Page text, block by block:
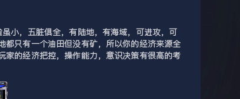
小，五脏俱全，有陆地，有海域，可进攻，可
只有一个油田但没有矿，所以你的经济来源全
的经济把控，操作能力，意识决策有很高的考